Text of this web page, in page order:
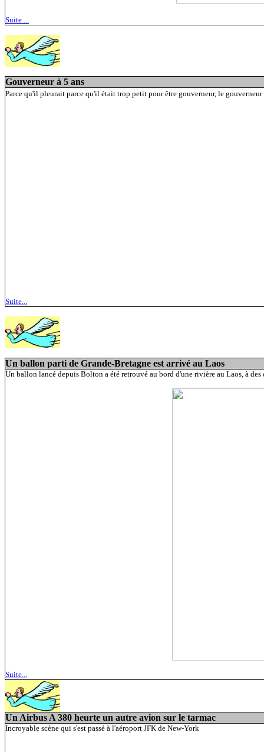
Suite ...
Gouverneur à 5 ans
Parce qu'il pleurait parce qu'il était trop petit pour être gouverneur, le
Suite...
Un ballon parti de Grande-Bretagne est arrivé au Laos
Un ballon lancé depuis Bolton a été retrouvé au bord d'une rivière au Laos, à
Suite...
Un Airbus A 380 heurte un autre avion sur le tarmac
Incroyable scène qui s'est passé à l'aéroport JFK de New-York